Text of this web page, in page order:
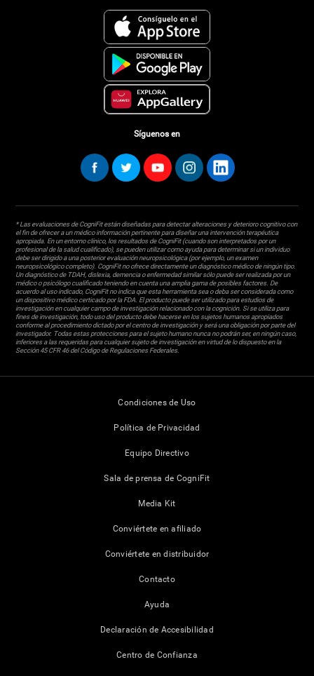
Síguenos en
* Las evaluaciones de CogniFit están diseñadas para detectar alteraciones y deterioro cognitivo con
el fin de ofrecer a un médico información pertinente para diseñar una intervención terapéutica
apropiada. En un entorno clínico, los resultados de CogniFit (cuando son interpretados por un
profesional de la salud cualificado), se pueden utilizar como ayuda para determinar si un individuo
debe ser dirigido a una posterior evaluación neuropsicológica (por ejemplo, un examen
neuropsicológico completo). CogniFit no ofrece directamente un diagnóstico médico de ningún tipo.
Un diagnóstico de TDAH, dislexia, demencia o enfermedad similar sólo puede ser realizada por un
médico o psicólogo cualificado teniendo en cuenta una amplia gama de posibles factores. De
acuerdo al uso indicado, CogniFit no indica que esta herramienta sea o deba ser considerada como
un dispositivo médico certicado por la FDA. El producto puede ser utilizado para estudios de
investigación en cualquier campo de investigación relacionado con la cognición. Si se utiliza para
fines de investigación, todo uso del producto debe hacerse en los sujetos humanos apropiados
conforme al procedimiento dictado por el centro de investigación y será una obligación por parte del
investigador. Todas estas protecciones para el sujeto humano nunca no podrán ser, en ningún caso,
inferiores a las requeridas para cualquier sujeto de investigación en virtud de lo dispuesto en la
Sección 45 CFR 46 del Código de Regulaciones Federales.
Condiciones de Uso
Política de Privacidad
Equipo Directivo
Sala de prensa de CogniFit
Media Kit
Conviértete en afiliado
Conviértete en distribuidor
Contacto
Ayuda
Declaración de Accesibilidad
Centro de Confianza